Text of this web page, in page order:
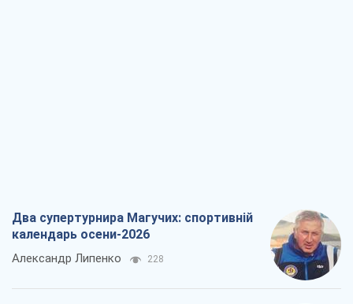
Два супертурнира Магучих: спортивній
календарь осени-2026
Александр Липенко 228